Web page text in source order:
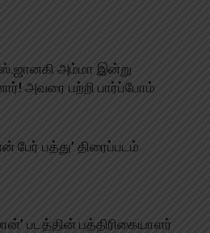
அம்மா இன்று
அவரை பற்றி பார்ப்போம்
பேர் பத்து’ திரைப்படம்
படத்தின் பத்திரிகையாளர்